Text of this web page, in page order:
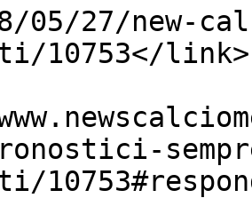
05/27/new-
10753</link>